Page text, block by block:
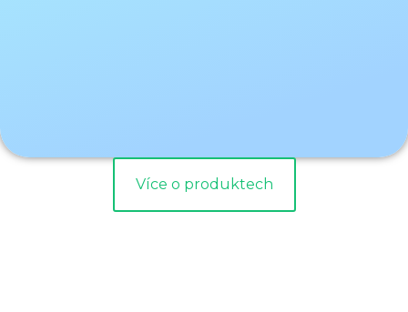
Více o produktech